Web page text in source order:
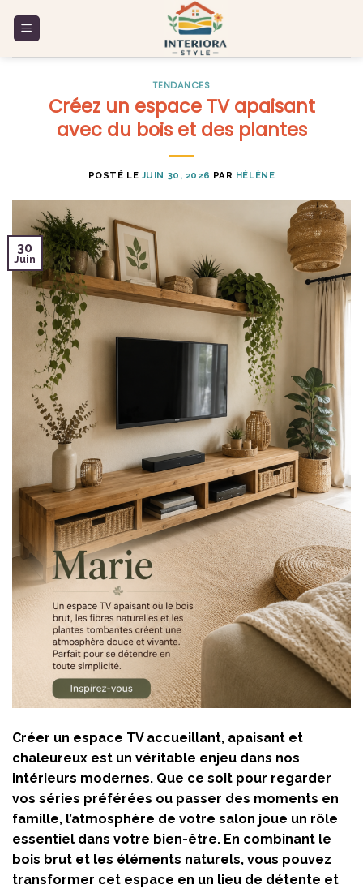
TENDANCES
Créez un espace TV apaisant
avec du bois et des plantes
POSTÉ LE JUIN 30, 2026 PAR HÉLÈNE
30
Juin
Créer un espace TV accueillant, apaisant et
chaleureux est un véritable enjeu dans nos
intérieurs modernes. Que ce soit pour regarder
vos séries préférées ou passer des moments en
famille, l’atmosphère de votre salon joue un rôle
essentiel dans votre bien-être. En combinant le
bois brut et les éléments naturels, vous pouvez
transformer cet espace en un lieu de détente et